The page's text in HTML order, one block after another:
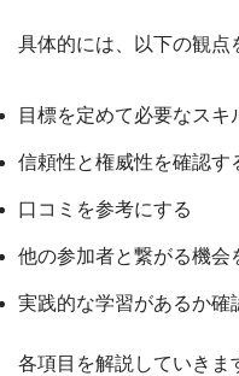
具体的には、以下の観点
目標を定めて必要なスキ
信頼性と権威性を確認す
口コミを参考にする
他の参加者と繋がる機会
実践的な学習があるか確
各項目を解説していきま